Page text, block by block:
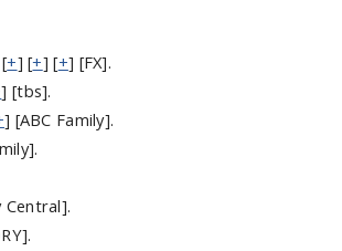
+] [+] [+] [FX].
] [tbs].
] [ABC Family].
Central].